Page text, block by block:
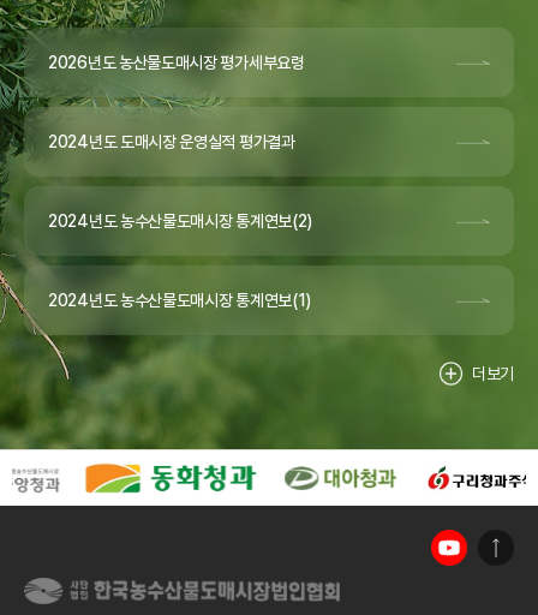
2026년도 농산물도매시장 평가세부요령
2024년도 도매시장 운영실적 평가결과
2024년도 농수산물도매시장 통계연보(2)
2024년도 농수산물도매시장 통계연보(1)
더보기